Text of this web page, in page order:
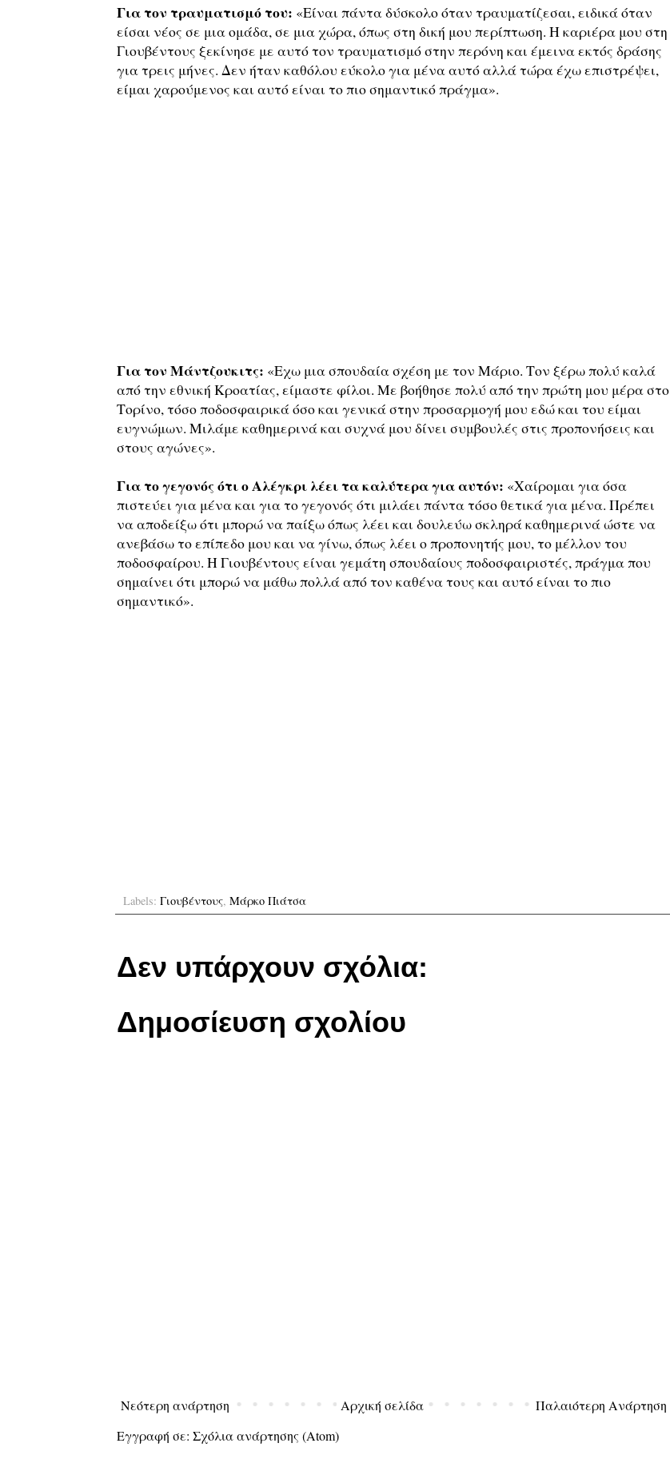
Για τον τραυματισμό του: «Είναι πάντα δύσκολο όταν τραυματίζεσαι, ειδικά όταν
είσαι νέος σε μια ομάδα, σε μια χώρα, όπως στη δική μου περίπτωση. Η καριέρα μου στη
Γιουβέντους ξεκίνησε με αυτό τον τραυματισμό στην περόνη και έμεινα εκτός δράσης
για τρεις μήνες. Δεν ήταν καθόλου εύκολο για μένα αυτό αλλά τώρα έχω επιστρέψει,
είμαι χαρούμενος και αυτό είναι το πιο σημαντικό πράγμα».
Για τον Μάντζουκιτς: «Εχω μια σπουδαία σχέση με τον Μάριο. Τον ξέρω πολύ καλά
από την εθνική Κροατίας, είμαστε φίλοι. Με βοήθησε πολύ από την πρώτη μου μέρα στο
Τορίνο, τόσο ποδοσφαιρικά όσο και γενικά στην προσαρμογή μου εδώ και του είμαι
ευγνώμων. Μιλάμε καθημερινά και συχνά μου δίνει συμβουλές στις προπονήσεις και
στους αγώνες».
Για το γεγονός ότι ο Αλέγκρι λέει τα καλύτερα για αυτόν: «Χαίρομαι για όσα
πιστεύει για μένα και για το γεγονός ότι μιλάει πάντα τόσο θετικά για μένα. Πρέπει
να αποδείξω ότι μπορώ να παίξω όπως λέει και δουλεύω σκληρά καθημερινά ώστε να
ανεβάσω το επίπεδο μου και να γίνω, όπως λέει ο προπονητής μου, το μέλλον του
ποδοσφαίρου. Η Γιουβέντους είναι γεμάτη σπουδαίους ποδοσφαιριστές, πράγμα που
σημαίνει ότι μπορώ να μάθω πολλά από τον καθένα τους και αυτό είναι το πιο
σημαντικό».
Labels: Γιουβέντους, Μάρκο Πιάτσα
Δεν υπάρχουν σχόλια:
Δημοσίευση σχολίου
Νεότερη ανάρτηση Παλαιότερη Ανάρτηση
Αρχική σελίδα
Εγγραφή σε: Σχόλια ανάρτησης (Atom)